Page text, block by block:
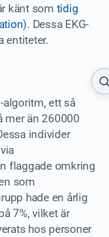
känt som tidig
. Dessa EKG-
entiteter.
algoritm, ett så
mer än 260000
individer
flaggade omkring
som
hade en årlig
7%, vilket är
hos personer